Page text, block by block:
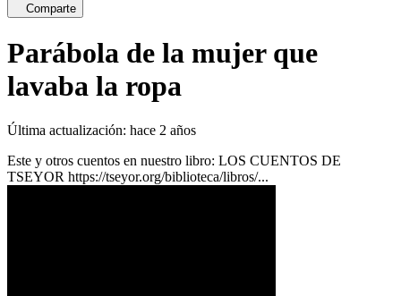
Comparte
Parábola de la mujer que
lavaba la ropa
Última actualización: hace 2 años
Este y otros cuentos en nuestro libro: LOS CUENTOS DE
TSEYOR https://tseyor.org/biblioteca/libros/...